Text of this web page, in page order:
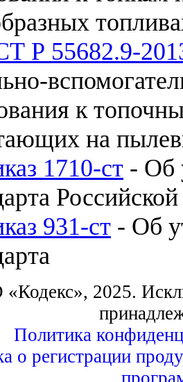
Р 55682.9-
к
на
1710-ст - Об
931-ст - Об
2025.
Политика
о регистрации